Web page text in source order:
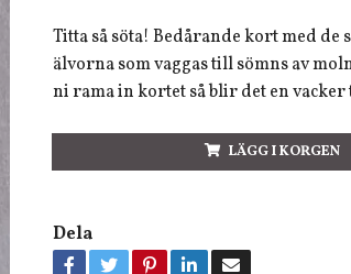
Titta så söta! Bedårande kort med de
älvorna som vaggas till sömns av
ni rama in kortet så blir det en vacker
LÄGG I KORGEN
Dela